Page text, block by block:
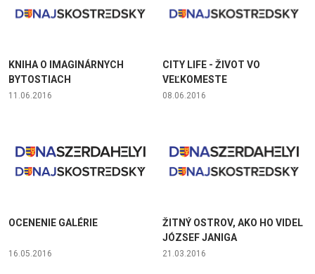
KNIHA O IMAGINÁRNYCH
BYTOSTIACH
11.06.2016
CITY LIFE - ŽIVOT VO
VEĽKOMESTE
08.06.2016
OCENENIE GALÉRIE
16.05.2016
ŽITNÝ OSTROV, AKO HO VIDEL
JÓZSEF JANIGA
21.03.2016